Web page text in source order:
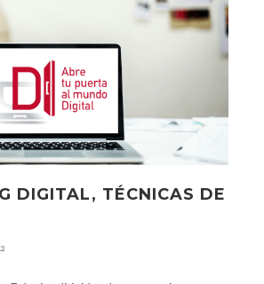
DIGITAL, TÉCNICAS DE